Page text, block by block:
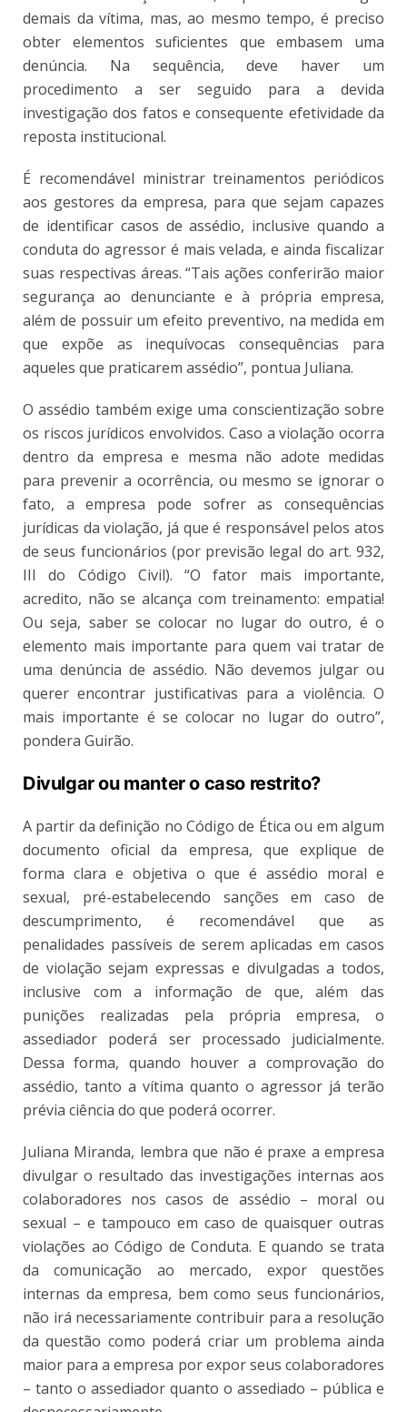
demais da vítima, mas, ao mesmo tempo, é preciso
obter elementos suficientes que embasem uma
denúncia. Na sequência, deve haver um
procedimento a ser seguido para a devida
investigação dos fatos e consequente efetividade da
reposta institucional.
É recomendável ministrar treinamentos periódicos
aos gestores da empresa, para que sejam capazes
de identificar casos de assédio, inclusive quando a
conduta do agressor é mais velada, e ainda fiscalizar
suas respectivas áreas. “Tais ações conferirão maior
segurança ao denunciante e à própria empresa,
além de possuir um efeito preventivo, na medida em
que expõe as inequívocas consequências para
aqueles que praticarem assédio”, pontua Juliana.
O assédio também exige uma conscientização sobre
os riscos jurídicos envolvidos. Caso a violação ocorra
dentro da empresa e mesma não adote medidas
para prevenir a ocorrência, ou mesmo se ignorar o
fato, a empresa pode sofrer as consequências
jurídicas da violação, já que é responsável pelos atos
de seus funcionários (por previsão legal do art. 932,
III do Código Civil). “O fator mais importante,
acredito, não se alcança com treinamento: empatia!
Ou seja, saber se colocar no lugar do outro, é o
elemento mais importante para quem vai tratar de
uma denúncia de assédio. Não devemos julgar ou
querer encontrar justificativas para a violência. O
mais importante é se colocar no lugar do outro”,
pondera Guirão.
Divulgar ou manter o caso restrito?
A partir da definição no Código de Ética ou em algum
documento oficial da empresa, que explique de
forma clara e objetiva o que é assédio moral e
sexual, pré-estabelecendo sanções em caso de
descumprimento, é recomendável que as
penalidades passíveis de serem aplicadas em casos
de violação sejam expressas e divulgadas a todos,
inclusive com a informação de que, além das
punições realizadas pela própria empresa, o
assediador poderá ser processado judicialmente.
Dessa forma, quando houver a comprovação do
assédio, tanto a vítima quanto o agressor já terão
prévia ciência do que poderá ocorrer.
Juliana Miranda, lembra que não é praxe a empresa
divulgar o resultado das investigações internas aos
colaboradores nos casos de assédio – moral ou
sexual – e tampouco em caso de quaisquer outras
violações ao Código de Conduta. E quando se trata
da comunicação ao mercado, expor questões
internas da empresa, bem como seus funcionários,
não irá necessariamente contribuir para a resolução
da questão como poderá criar um problema ainda
maior para a empresa por expor seus colaboradores
– tanto o assediador quanto o assediado – pública e